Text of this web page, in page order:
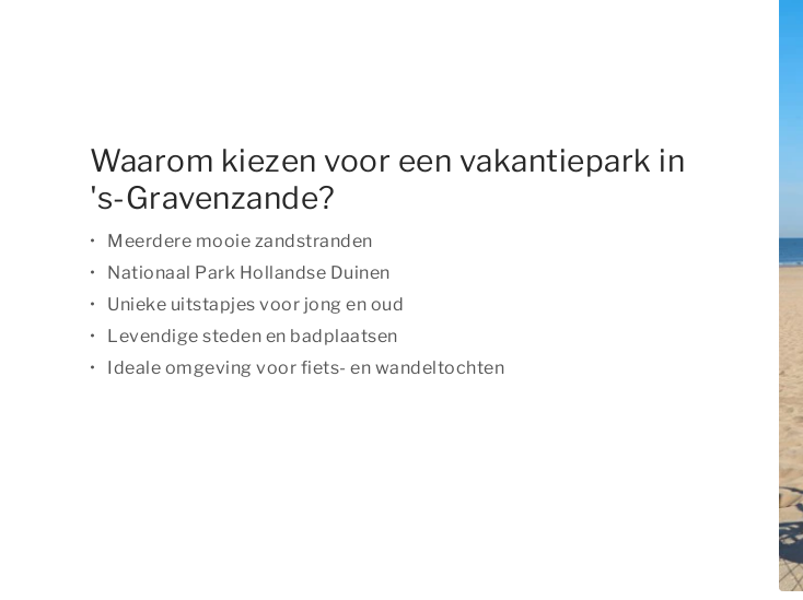
Waarom kiezen voor een vakantiepark in
's-Gravenzande?
Meerdere mooie zandstranden
Nationaal Park Hollandse Duinen
Unieke uitstapjes voor jong en oud
Levendige steden en badplaatsen
Ideale omgeving voor fiets- en wandeltochten